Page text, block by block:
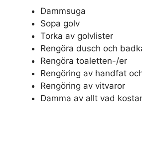
Dammsuga
Sopa golv
Torka av golvlister
Rengöra dusch och
Rengöra toaletten-/er
Rengöring av handfat
Rengöring av vitvaror
Damma av allt vad